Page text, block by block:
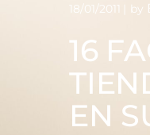
16
EN
18/01/2011 by